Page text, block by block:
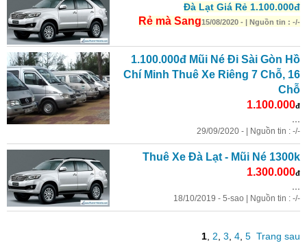
Đà Lạt Giá Rẻ 1.100.000đ
Rẻ mà Sang15/08/2020 - | Nguồn tin : -/-
1.100.000đ Mũi Né Đi Sài Gòn Hồ
Chí Minh Thuê Xe Riêng 7 Chỗ, 16
Chỗ
1.100.000đ
29/09/2020 - | Nguồn tin : -/-
Thuê Xe Đà Lạt - Mũi Né 1300k
1.300.000đ
18/10/2019 - 5-sao | Nguồn tin : -/-
1 2 3 4 5 Trang sau